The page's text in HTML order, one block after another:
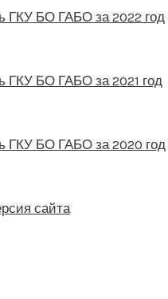
ГКУ БО ГАБО за 2022 год
ГКУ БО ГАБО за 2021 год
ГКУ БО ГАБО за 2020 год
сайта